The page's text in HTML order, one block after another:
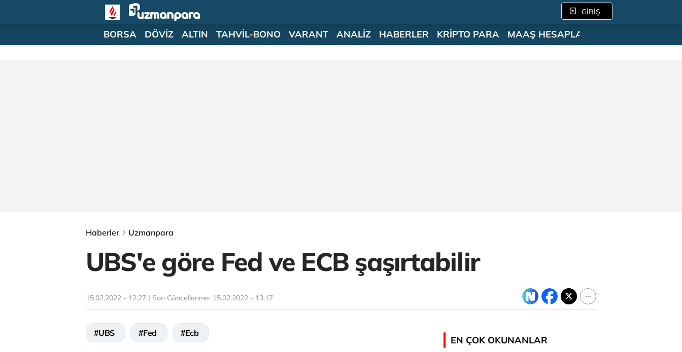
GİRİŞ
BORSA DÖVİZ ALTIN TAHVİL-BONO VARANT ANALİZ HABERLER KRİPTO PARA MAAŞ HESAPLAMA
Haberler Uzmanpara
UBS'e göre Fed ve ECB şaşırtabilir
15.02.2022 - 12:27 | Son Güncellenme: 15.02.2022 - 13:17
#UBS #Fed #Ecb
EN ÇOK OKUNANLAR